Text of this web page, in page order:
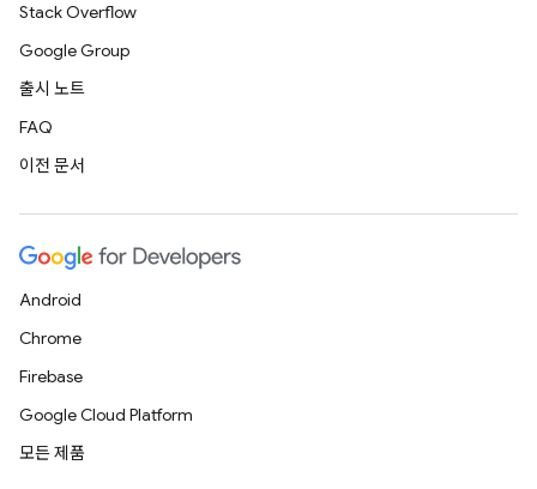
Stack Overflow
Google Group
출시 노트
FAQ
이전 문서
Android
Chrome
Firebase
Google Cloud Platform
모든 제품